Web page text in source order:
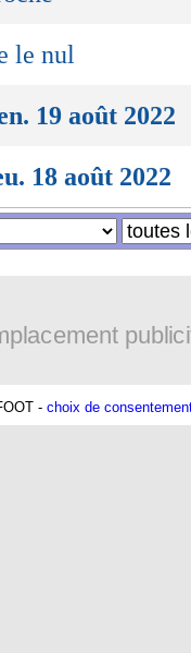
le nul
19 août 2022
18 août 2022
- choix de